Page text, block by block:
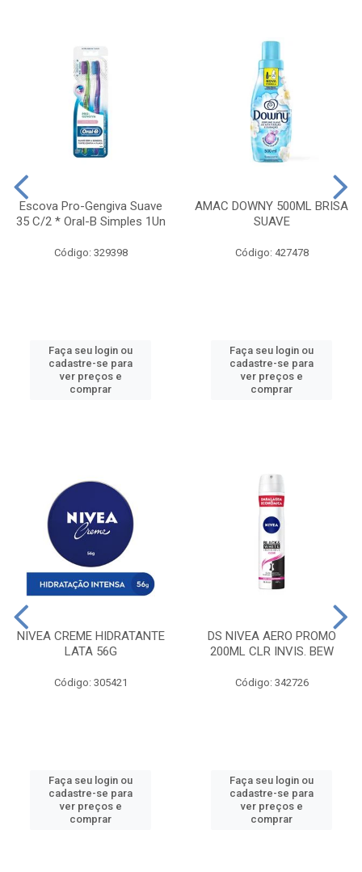
Escova Pro-Gengiva Suave
35 C/2 * Oral-B Simples 1Un
Código: 329398
Faça seu login ou
cadastre-se para
ver preços e
comprar
AMAC DOWNY 500ML BRISA
SUAVE
Código: 427478
Faça seu login ou
cadastre-se para
ver preços e
comprar
NIVEA CREME HIDRATANTE
LATA 56G
Código: 305421
Faça seu login ou
cadastre-se para
ver preços e
comprar
DS NIVEA AERO PROMO
200ML CLR INVIS. BEW
Código: 342726
Faça seu login ou
cadastre-se para
ver preços e
comprar